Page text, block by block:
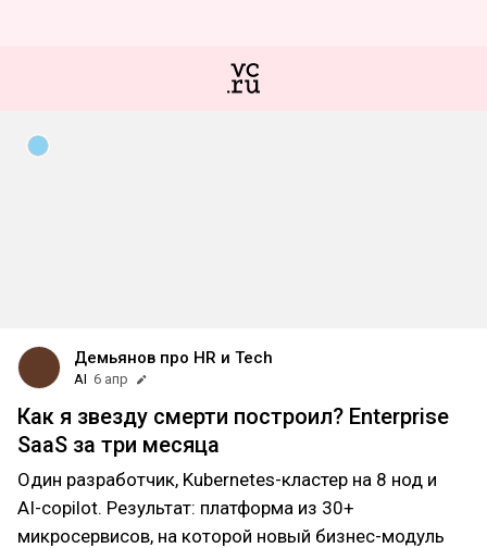
Демьянов про HR и Tech
AI 6 апр
Как я звезду смерти построил? Enterprise
SaaS за три месяца
Один разработчик, Kubernetes-кластер на 8 нод и
AI-copilot. Результат: платформа из 30+
микросервисов, на которой новый бизнес-модуль